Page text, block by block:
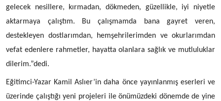
gelecek nesillere, kırmadan, dökmeden, güzellikle, iyi niyetle
aktarmaya çalıştım. Bu çalışmamda bana gayret veren,
destekleyen dostlarımdan, hemşehrilerimden ve okurlarımdan
vefat edenlere rahmetler, hayatta olanlara sağlık ve mutluluklar
dilerim.”dedi.
Eğitimci-Yazar Kamil Aslıer’in daha önce yayınlanmış eserleri ve
üzerinde çalıştığı yeni projeleri ile önümüzdeki dönemde de yine